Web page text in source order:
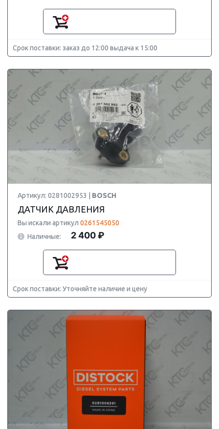
Срок поставки: заказ до 12:00 выдача к 15:00
Артикул: 0281002953 | BOSCH
ДАТЧИК ДАВЛЕНИЯ
Вы искали артикул 0261545050
Наличные:
2 400 ₽
Срок поставки: Уточняйте наличие и цену